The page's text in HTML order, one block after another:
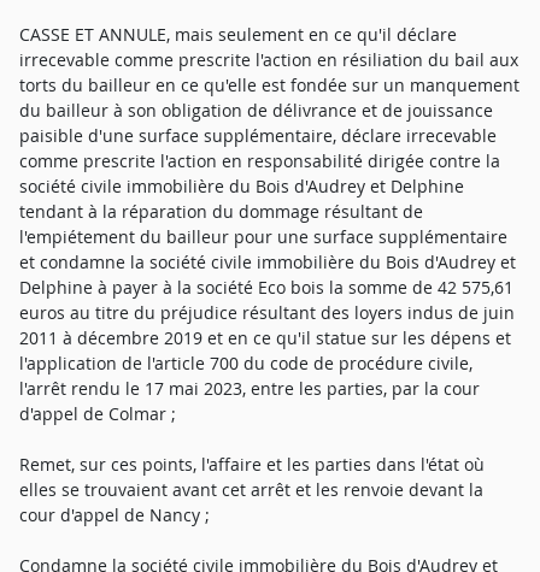
CASSE ET ANNULE, mais seulement en ce qu'il déclare
irrecevable comme prescrite l'action en résiliation du bail aux
torts du bailleur en ce qu'elle est fondée sur un manquement
du bailleur à son obligation de délivrance et de jouissance
paisible d'une surface supplémentaire, déclare irrecevable
comme prescrite l'action en responsabilité dirigée contre la
société civile immobilière du Bois d'Audrey et Delphine
tendant à la réparation du dommage résultant de
l'empiétement du bailleur pour une surface supplémentaire
et condamne la société civile immobilière du Bois d'Audrey et
Delphine à payer à la société Eco bois la somme de 42 575,61
euros au titre du préjudice résultant des loyers indus de juin
2011 à décembre 2019 et en ce qu'il statue sur les dépens et
l'application de l'article 700 du code de procédure civile,
l'arrêt rendu le 17 mai 2023, entre les parties, par la cour
d'appel de Colmar ;
Remet, sur ces points, l'affaire et les parties dans l'état où
elles se trouvaient avant cet arrêt et les renvoie devant la
cour d'appel de Nancy ;
Condamne la société civile immobilière du Bois d'Audrey et